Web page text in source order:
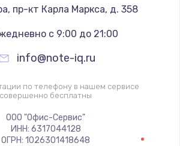
, пр-кт Карла Маркса, д. 358
с 9:00 до 21:00
info@note-iq.ru
по телефону в нашем сервисе
совершенно бесплатны
ООО "Офис-Сервис"
ИНН: 6317044128
ОГРН: 1026301418648